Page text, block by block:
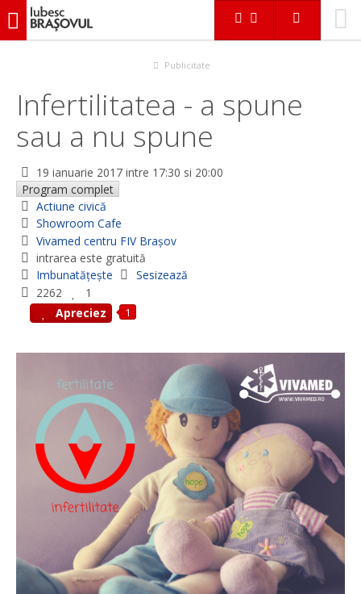
iubescbraşovul.ro
Infertilitatea - a spune sau a nu spune
Publicitate
Infertilitatea - a spune
sau a nu spune
19 ianuarie 2017intre 17:30 si 20:00
Program complet
Actiune civică
Showroom Cafe
Vivamed centru FIV Brașov
intrarea este gratuită
Imbunatățește
Sesizează
2262
1
Apreciez
1